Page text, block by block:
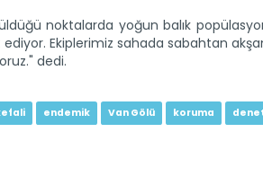
noktalarda yoğun balık
Ekiplerimiz sahada sabahtan
dedi.
endemik Van Gölü koruma